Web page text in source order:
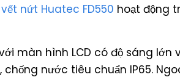
nứt Huatec FD550 hoạt động
màn hình LCD có độ sáng
chống nước tiêu chuẩn IP65.